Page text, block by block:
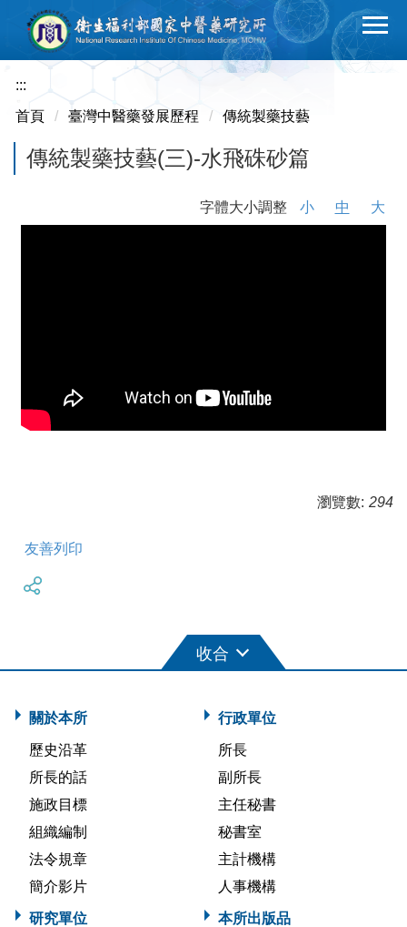
主
要
容
區
:::
首頁
臺灣中醫藥發展歷程 傳統製藥技藝
傳統製藥技藝(三)-水飛硃砂篇
字體大小調整 小 中 大
瀏覽數: 294
友善列印
關於本所
歷史沿革
所長的話
施政目標
組織編制
法令規章
簡介影片
行政單位
所長
副所長
主任秘書
秘書室
主計機構
人事機構
研究單位 本所出版品